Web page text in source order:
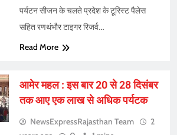
पर्यटन सीजन के चलते प्रदेश के टूरिस्ट पैलेस
सहित रणथंभौर टाइगर रिजर्व…
Read More
आमेर महल : इस बार 20 से 28 दिसंबर
तक आए एक लाख से अधिक पर्यटक
NewsExpressRajasthan Team
2